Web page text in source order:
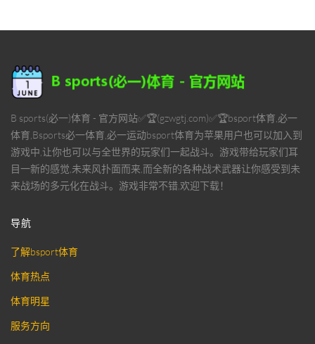
B sports(必一)体育 - 官方网站✅🏆(gzwgtj.com)✅🏆bsport体育,必一
体育,Bsports必一体育,必一运动bsport体育为苹果用户也可以加入到
游戏中,让你也可以与全世界的玩家们一起战斗。游戏带给玩家们耳
目一新的感觉,未来风扑面而来,而全新的各种战术武器让你感受到未
来战场的多元化在战斗。游戏非常不错,欢迎下载！
导航
了解bsport体育
体育热点
体育明星
服务方向